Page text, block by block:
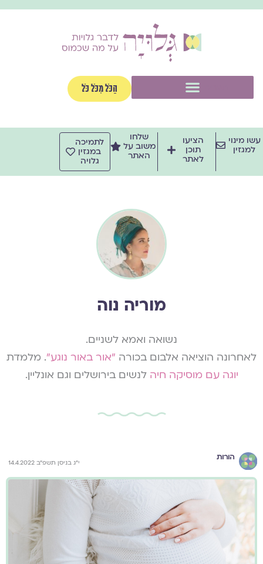
לתוכן
הַכֹּל מִכֹּל כֹּל
עשו מינוי
למגזין
הציעו
תוכן
לאתר
שלחו
משוב על
האתר
לתמיכה
במגזין
גלויה
מוריה נוה
נשואה ואמא לשניים.
לאחרונה הוציאה אלבום בכורה "אור באור נוגע". מלמדת
יוגה עם מוסיקה חיה לנשים בירושלים וגם אונליין.
הורות
י״ג בניסן תשפ״ב 14.4.2022